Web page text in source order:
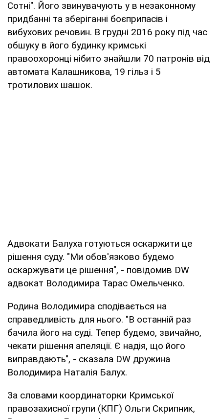
Сотні". Його звинувачують у в незаконному
придбанні та зберіганні боєприпасів і
вибухових речовин. В грудні 2016 року під час
обшуку в його будинку кримські
правоохоронці нібито знайшли 70 патронів від
автомата Калашникова, 19 гільз і 5
тротилових шашок.
Адвокати Балуха готуються оскаржити це
рішення суду. "Ми обов'язково будемо
оскаржувати це рішення", - повідомив DW
адвокат Володимира Тарас Омельченко.
Родина Володимира сподівається на
справедливість для нього. "В останній раз
бачила його на суді. Тепер будемо, звичайно,
чекати рішення апеляції. Є надія, що його
виправдають", - сказала DW дружина
Володимира Наталія Балух.
За словами координаторки Кримської
правозахисної групи (КПГ) Ольги Скрипник,